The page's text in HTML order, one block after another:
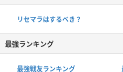
リセマラはするべき？
最強ランキング
最強戦友ランキング